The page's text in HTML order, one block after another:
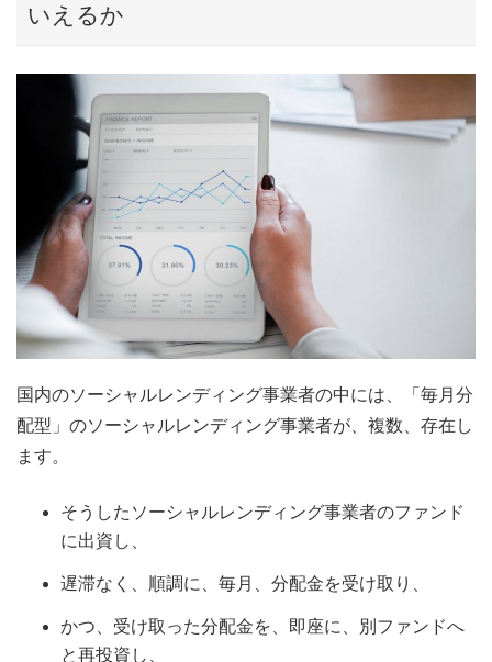
いえるか
国内のソーシャルレンディング事業者の中には、「毎月分
配型」のソーシャルレンディング事業者が、複数、存在し
ます。
そうしたソーシャルレンディング事業者のファンド
に出資し、
遅滞なく、順調に、毎月、分配金を受け取り、
かつ、受け取った分配金を、即座に、別ファンドへ
と再投資し、